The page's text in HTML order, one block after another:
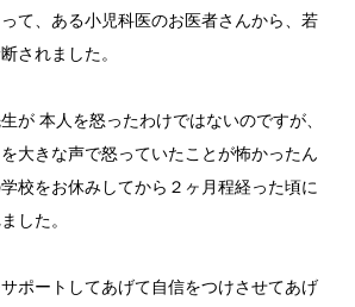
て、ある小児科医のお医者さんから、若
されました。
が 本人を怒ったわけではないのですが、
大きな声で怒っていたことが怖かったん
校をお休みしてから２ヶ月程経った頃に
した。
ポートしてあげて自信をつけさせてあげ